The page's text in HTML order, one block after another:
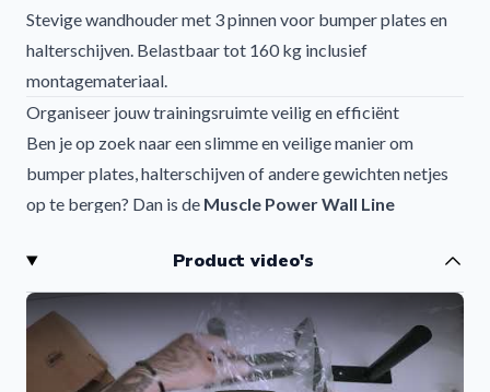
Stevige wandhouder met 3 pinnen voor bumper plates en
halterschijven. Belastbaar tot 160 kg inclusief
montagemateriaal.
Organiseer jouw trainingsruimte veilig en efficiënt
Ben je op zoek naar een slimme en veilige manier om
bumper plates, halterschijven of andere gewichten netjes
op te bergen? Dan is de Muscle Power Wall Line
gym of professionele fitnessruimte.
Deze stevige wandhouder met 3 pinnen zorgt ervoor dat
jouw gewichten overzichtelijk, veilig en altijd binnen
handbereik opgeborgen blijven. Dankzij het
ruimtebesparende ontwerp creëer je eenvoudig een
Product video's